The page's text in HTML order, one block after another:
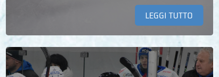
LEGGI TUTTO